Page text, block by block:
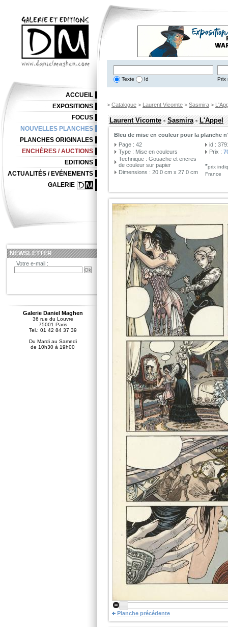
Texte Id Prix
> Catalogue > Laurent Vicomte > Sasmira >
Laurent Vicomte-Sasmira-L'Appel
Bleu de mise en couleur pour la planche
Page : 42
Type : Mise en couleurs
Technique : Gouache et encres
de couleur sur papier
Dimensions : 20.0 cm x 27.0 cm
id :
Prix :
*prix
France
Planche précédente
ACCUEIL
EXPOSITIONS
FOCUS
NOUVELLES PLANCHES
PLANCHES ORIGINALES
ENCHÈRES / AUCTIONS
EDITIONS
ACTUALITÉS / EVÉNEMENTS
GALERIE
NEWSLETTER
Votre e-mail :
Galerie Daniel Maghen
36 rue du Louvre
75001 Paris
Tel.: 01 42 84 37 39
Du Mardi au Samedi
de 10h30 à 19h00